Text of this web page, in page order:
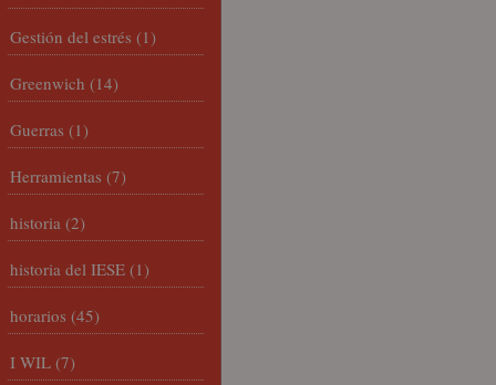
Gestión del estrés (1)
Greenwich (14)
Guerras (1)
Herramientas (7)
historia (2)
historia del IESE (1)
horarios (45)
I WIL (7)